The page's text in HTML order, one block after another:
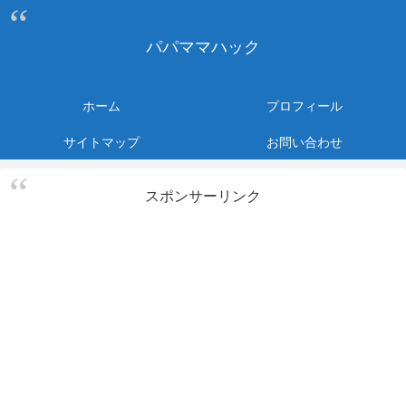
パパママハック
ホーム
プロフィール
サイトマップ
お問い合わせ
スポンサーリンク